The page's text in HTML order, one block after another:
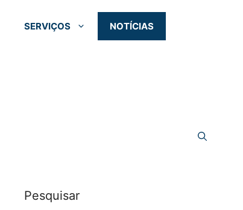
SERVIÇOS NOTÍCIAS
Pesquisar